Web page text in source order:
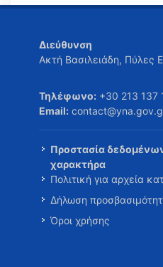
Διεύθυνση
Ακτή Βασιλειάδη, Πύλες
Τηλέφωνο: +30 213 137
Email:
Προστασία
χαρακτήρα
Πολιτική για αρχεία
Δήλωση
Όροι χρήσης